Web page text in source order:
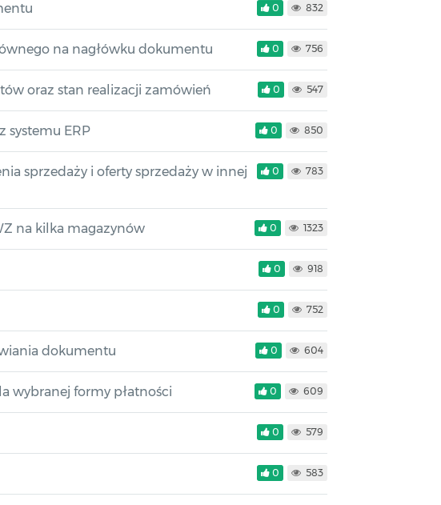
0 832
na nagłówku dokumentu 0 756
oraz stan realizacji zamówień 0 547
systemu ERP 0 850
sprzedaży i oferty sprzedaży w innej
0 783
na kilka magazynów 0 1323
0 918
0 752
dokumentu 0 604
wybranej formy płatności 0 609
0 579
0 583